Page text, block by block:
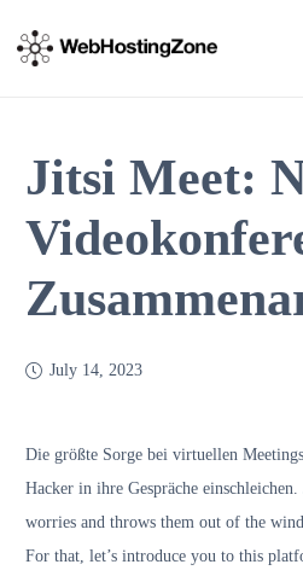
Jitsi Meet:
July 14, 2023
Die größte Sorge bei virtuellen
Hacker in ihre Gespräche einschleichen.
worries and throws them out of the
For that, let’s introduce you to this